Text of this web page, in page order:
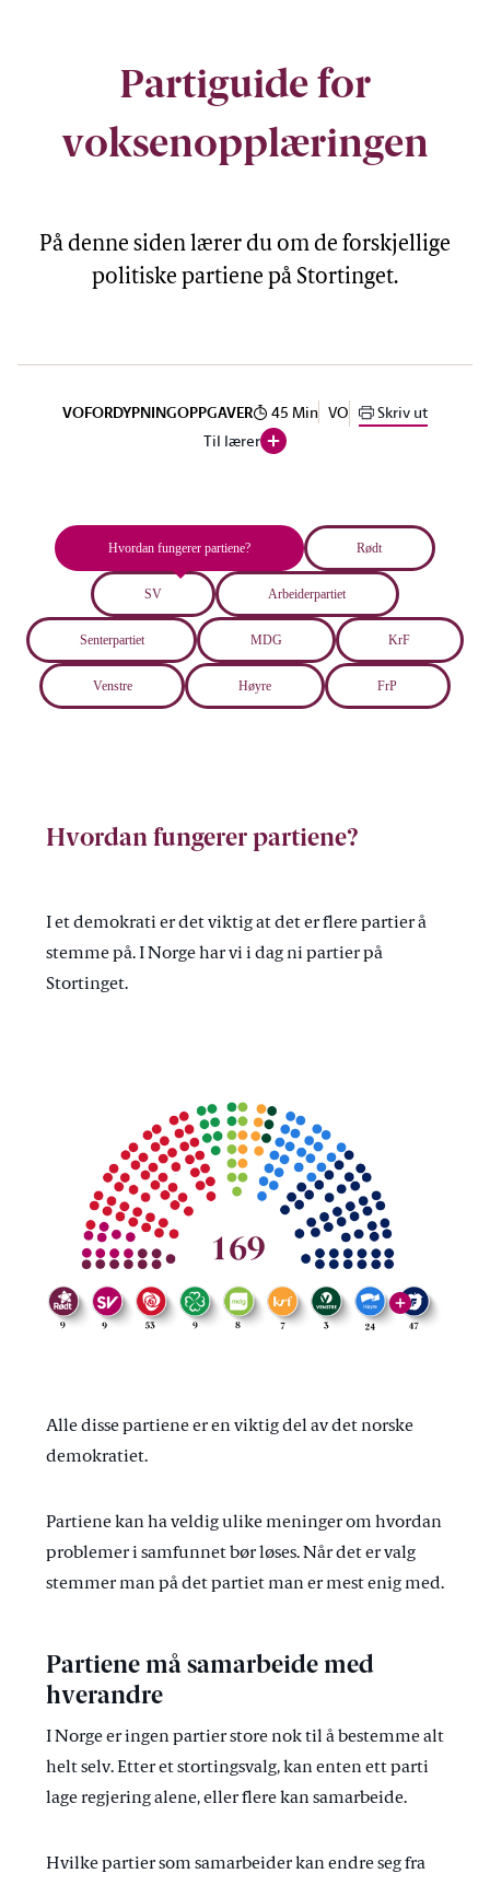
Partiguide for
voksenopplæringen
På denne siden lærer du om de forskjellige
politiske partiene på Stortinget.
VOFORDYPNINGOPPGAVER 45 Min VO
Skriv ut
Til lærer
:Åpne dialogvindu:
Hvordan fungerer partiene? Rødt
SV Arbeiderpartiet
Senterpartiet MDG KrF
Venstre Høyre FrP
Hvordan fungerer partiene?
I et demokrati er det viktig at det er flere partier å
stemme på. I Norge har vi i dag ni partier på
Stortinget.
vis
Alle disse partiene er en viktig del av det norske
demokratiet.
Partiene kan ha veldig ulike meninger om hvordan
problemer i samfunnet bør løses. Når det er valg
stemmer man på det partiet man er mest enig med.
Partiene må samarbeide med
hverandre
I Norge er ingen partier store nok til å bestemme alt
helt selv. Etter et stortingsvalg, kan enten ett parti
lage regjering alene, eller flere kan samarbeide.
Hvilke partier som samarbeider kan endre seg fra